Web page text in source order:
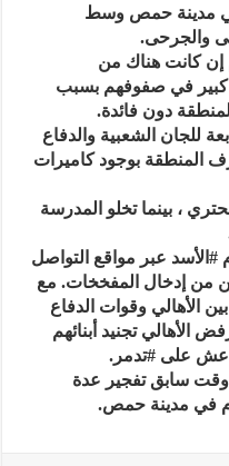
في مدينة حمص وسط
والجرحى.
إن كانت هناك من
كبير في صفوفهم بسبب
دون فائدة.
للجان الشعبية والدفاع
المنطقة بوجود كاميرات
، بينما تخلو المدرسة
#الأسد عبر مواقع التواصل
من إدخال المفخخات. مع
الأهالي وقوات الدفاع
الأهالي تجنيد أبنائهم
على #تدمر.
سابق تفجير عدة
في مدينة حمص.